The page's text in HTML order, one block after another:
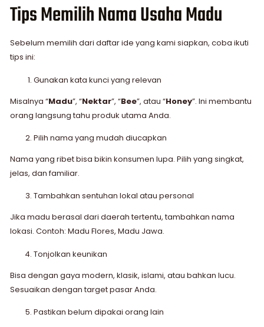
Tips Memilih Nama Usaha Madu
Sebelum memilih dari daftar ide yang kami siapkan, coba ikuti
tips ini:
Gunakan kata kunci yang relevan
Misalnya “Madu”, “Nektar”, “Bee”, atau “Honey”. Ini membantu
orang langsung tahu produk utama Anda.
Pilih nama yang mudah diucapkan
Nama yang ribet bisa bikin konsumen lupa. Pilih yang singkat,
jelas, dan familiar.
Tambahkan sentuhan lokal atau personal
Jika madu berasal dari daerah tertentu, tambahkan nama
lokasi. Contoh: Madu Flores, Madu Jawa.
Tonjolkan keunikan
Bisa dengan gaya modern, klasik, islami, atau bahkan lucu.
Sesuaikan dengan target pasar Anda.
Pastikan belum dipakai orang lain